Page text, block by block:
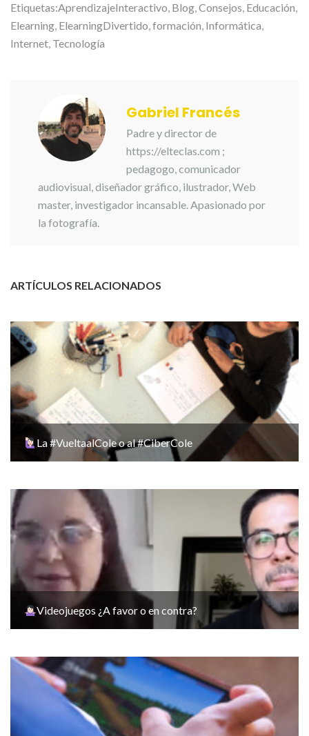
Etiquetas:AprendizajeInteractivo, Blog,Consejos, Educación,
Elearning, ElearningDivertido,formación, Informática,
Internet, Tecnología
Gabriel Francés
Padre y director de
https://elteclas.com ;
pedagogo, comunicador
audiovisual, diseñador gráfico, ilustrador, Web
master, investigador incansable. Apasionado por
la fotografía.
ARTÍCULOS RELACIONADOS
La #VueltaalCole o al #CiberCole
Videojuegos ¿A favor o en contra?